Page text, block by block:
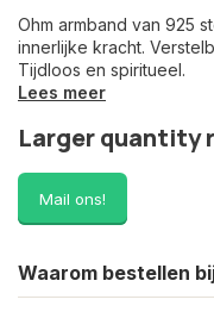
Ohm armband van 925
innerlijke kracht.
Tijdloos en spiritueel.
Lees meer
Larger quantity
Mail ons!
Waarom bestellen